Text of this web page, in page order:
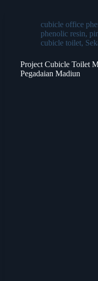
cubicle office
phenolic resin,
cubicle toilet,
Project Cubicle Toilet
Pegadaian Madiun